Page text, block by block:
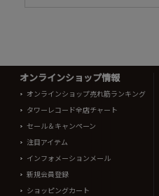
オンラインショップ情報
オンラインショップ売れ筋ランキング
タワーレコード全店チャート
セール＆キャンペーン
注目アイテム
インフォメーションメール
新規会員登録
ショッピングカート